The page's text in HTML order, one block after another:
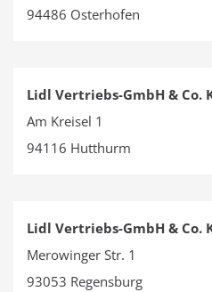
94486 Osterhofen
Lidl Vertriebs-GmbH & Co.
Am Kreisel 1
94116 Hutthurm
Lidl Vertriebs-GmbH & Co.
Merowinger Str. 1
93053 Regensburg